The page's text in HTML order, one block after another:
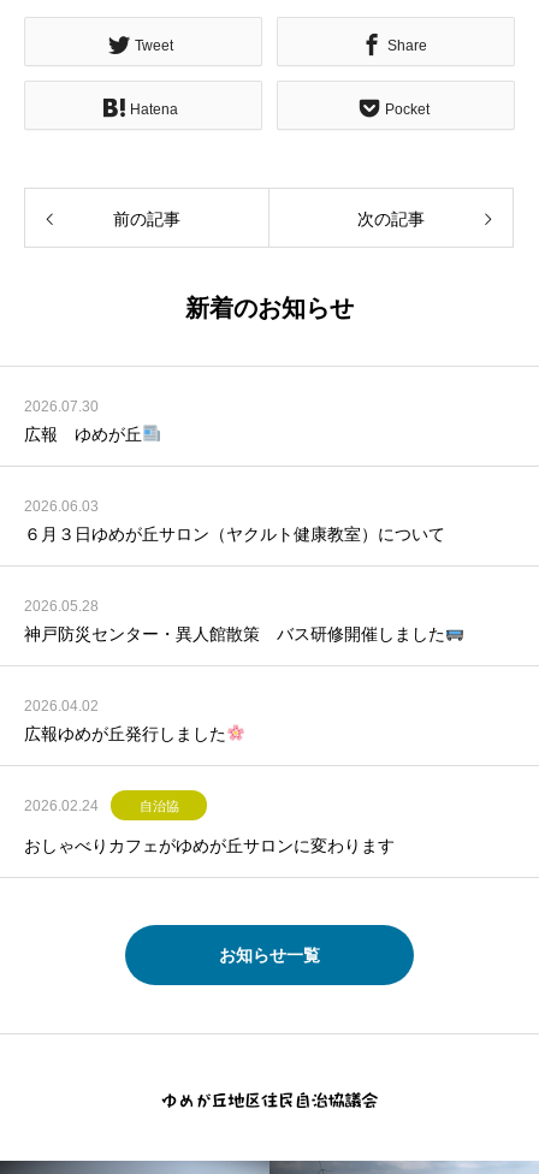
Tweet Share
Hatena Pocket
前の記事 次の記事
新着のお知らせ
2026.07.30
広報 ゆめが丘
2026.06.03
６月３日ゆめが丘サロン（ヤクルト健康教室）について
2026.05.28
神戸防災センター・異人館散策 バス研修開催しました
2026.04.02
広報ゆめが丘発行しました
2026.02.24 自治協
おしゃべりカフェがゆめが丘サロンに変わります
お知らせ一覧